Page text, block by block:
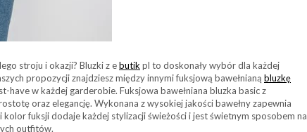
stroju i okazji? Bluzki z ebutik pl to doskonały wybór dla każdej
propozycji znajdziesz między innymi fuksjową bawełnianą bluzkę
w każdej garderobie. Fuksjowa bawełniana bluzka basic z
oraz elegancję. Wykonana z wysokiej jakości bawełny zapewnia
kolor fuksji dodaje każdej stylizacji świeżości i jest świetnym sposobem na
outfitów.